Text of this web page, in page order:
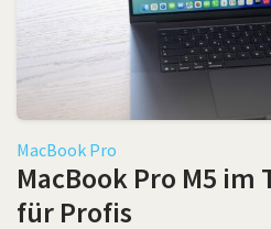
MacBook Pro
MacBook Pro M5
für Profis